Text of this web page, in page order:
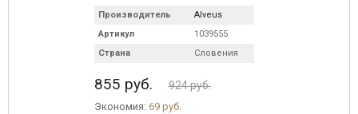
Производитель
Alveus
Артикул
1039555
Страна
Словения
855 руб. 924 руб.
Экономия: 69 руб.